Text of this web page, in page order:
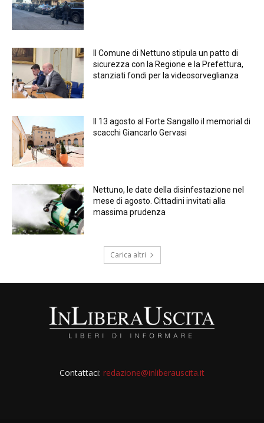
Il Comune di Nettuno stipula un patto di
sicurezza con la Regione e la Prefettura,
stanziati fondi per la videosorveglianza
Il 13 agosto al Forte Sangallo il memorial di
scacchi Giancarlo Gervasi
Nettuno, le date della disinfestazione nel
mese di agosto. Cittadini invitati alla
massima prudenza
Carica altri
Contattaci: redazione@inliberauscita.it